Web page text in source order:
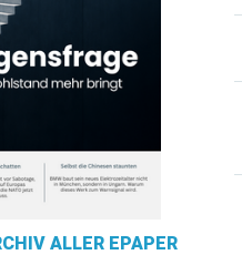
ALLER EPAPER